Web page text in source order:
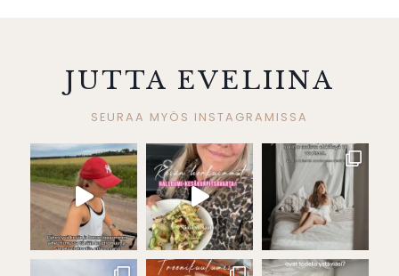
JUTTA EVELIINA
SEURAA MYÖS INSTAGRAMISSA